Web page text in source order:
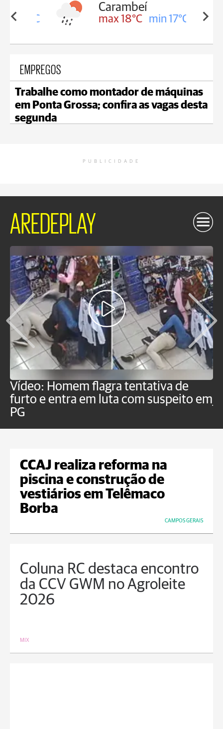
18°C
Carambeí
max 18°C min 17°C
EMPREGOS
Trabalhe como montador de máquinas
em Ponta Grossa; confira as vagas desta
segunda
PUBLICIDADE
AREDEPLAY
Vídeo: Homem flagra tentativa de
furto e entra em luta com suspeito em
PG
CCAJ realiza reforma na
piscina e construção de
vestiários em Telêmaco
Borba
CAMPOS GERAIS
Coluna RC destaca encontro
da CCV GWM no Agroleite
2026
MIX